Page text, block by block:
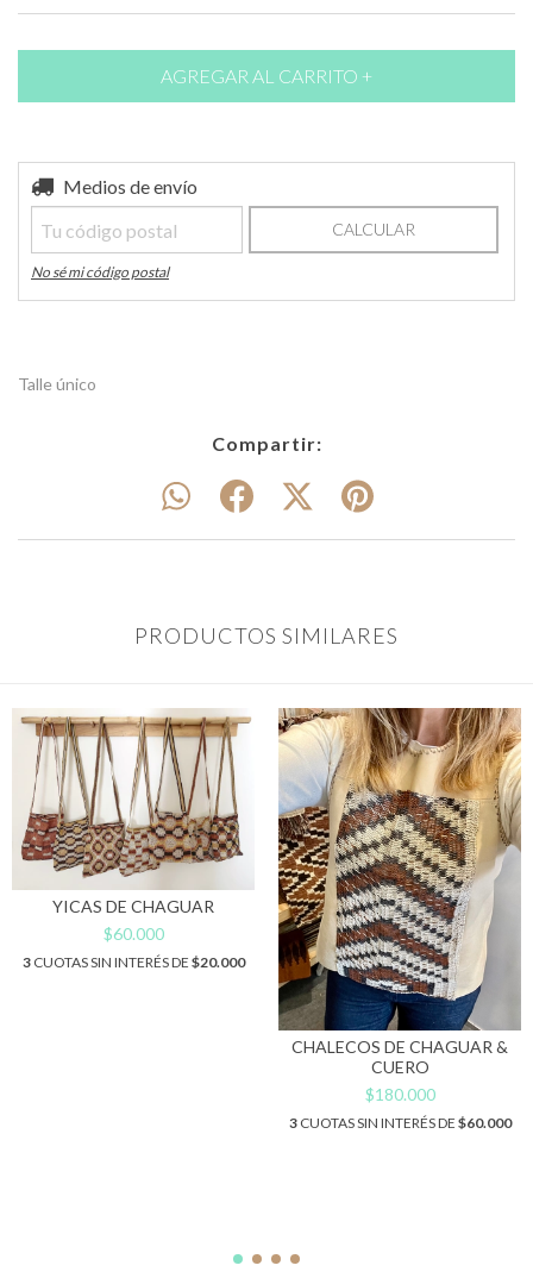
Entregas para el CP:
Medios de envío
CALCULAR
No sé mi código postal
Talle único
Compartir:
PRODUCTOS SIMILARES
YICAS DE CHAGUAR
$60.000
3CUOTAS SIN INTERÉS DE $20.000
CHALECOS DE CHAGUAR &
CUERO
$180.000
3CUOTAS SIN INTERÉS DE $60.000